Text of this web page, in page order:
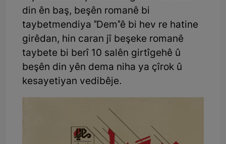
din ên baş, beşên romanê bi
taybetmendiya "Dem"ê bi hev re hatine
girêdan, hin caran jî beşeke romanê
taybete bi berî 10 salên girtîgehê û
beşên din yên dema niha ya çîrok û
kesayetiyan vedibêje.